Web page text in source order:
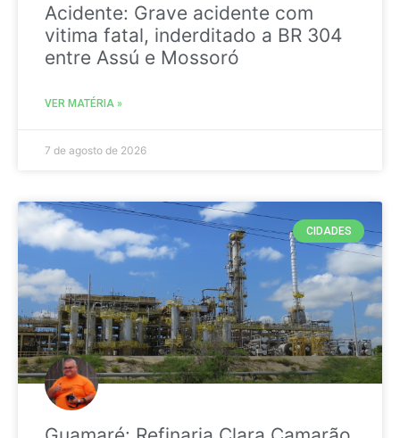
Acidente: Grave acidente com
vitima fatal, inderditado a BR 304
entre Assú e Mossoró
VER MATÉRIA »
7 de agosto de 2026
CIDADES